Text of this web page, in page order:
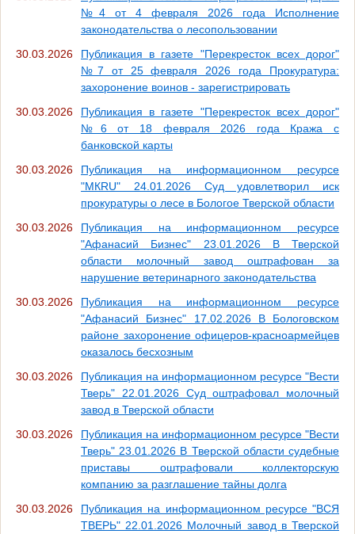
№4 от 4 февраля 2026 года Исполнение
законодательства о лесопользовании
30.03.2026
Публикация в газете "Перекресток всех дорог"
№7 от 25 февраля 2026 года Прокуратура:
захоронение воинов - зарегистрировать
30.03.2026
Публикация в газете "Перекресток всех дорог"
№6 от 18 февраля 2026 года Кража с
банковской карты
30.03.2026
Публикация на информационном ресурсе
"МКRU" 24.01.2026 Суд удовлетворил иск
прокуратуры о лесе в Бологое Тверской области
30.03.2026
Публикация на информационном ресурсе
"Афанасий Бизнес" 23.01.2026 В Тверской
области молочный завод оштрафован за
нарушение ветеринарного законодательства
30.03.2026
Публикация на информационном ресурсе
"Афанасий Бизнес" 17.02.2026 В Бологовском
районе захоронение офицеров-красноармейцев
оказалось бесхозным
30.03.2026
Публикация на информационном ресурсе "Вести
Тверь" 22.01.2026 Суд оштрафовал молочный
завод в Тверской области
30.03.2026
Публикация на информационном ресурсе "Вести
Тверь" 23.01.2026 В Тверской области судебные
приставы оштрафовали коллекторскую
компанию за разглашение тайны долга
30.03.2026
Публикация на информационном ресурсе "ВСЯ
ТВЕРЬ" 22.01.2026 Молочный завод в Тверской